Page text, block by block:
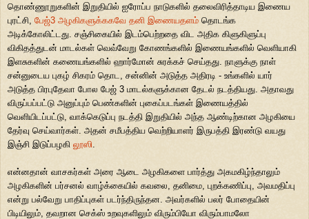
தொண்ணூறுகளின் இறுதியில் ஐரோப்ப நாடுகளில் தலைவிரித்தாடிய இணைய
புரட்சி, பேஜ்3 அழகிகளுக்ககவே தனி இணையதளம் தொடங்க
அடிக்கோலிட்டது. சஞ்சிகையில் இடம்பெற்றதை விட அதிக கிளுகிளுப்பு
விகிதத்துடன் மாடல்கள் வெவ்வேறு கோணங்களில் இணையங்களில் வெளியாகி
இளசுகளின் கணையங்களில் ஹார்மோன் சுரக்கச் செய்தது. நாளுக்கு நாள்
சன்னுடைய புகழ் சிகரம் தொட, சன்னின் அடுத்த அதிரடி - உங்களில் யார்
அடுத்த பிரபுதேவா போல பேஜ் 3 மாடல்களுக்கான தேடல் நடத்தியது. அதாவது
விருப்பப்பட்டு அனுப்பும் பெண்களின் புகைப்படங்கள் இணையத்தில்
வெளியிடப்பட்டு, வாக்கெடுப்பு நடத்தி இறுதியில் அந்த ஆண்டிற்கான அழகியை
தேர்வு செய்வார்கள். அதன் சமீபத்திய வெற்றியாளர் இருபத்தி இரண்டு வயது
இஞ்சி இடுப்பழகி லூஸி
என்னதான் வாசகர்கள் அரை ஆடை அழகிகளை பார்த்து அகமகிழ்ந்தாலும்
அழகிகளின் பர்சனல் வாழ்க்கையில் கவலை, தனிமை, புறக்கணிப்பு, அவமதிப்பு
என்று பல்வேறு பாதிப்புகள் படர்ந்திருந்தன. அவர்களில் பலர் போதையின்
பிடியிலும், தவறான செக்ஸ் உறவுகளிலும் விரும்பியோ விரும்பாமலோ